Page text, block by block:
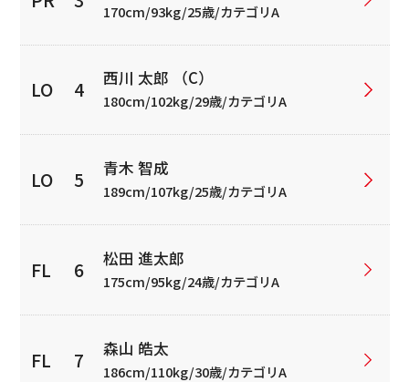
170cm/93kg/25歳/カテゴリA
西川 太郎 （C）
180cm/102kg/29歳/カテゴリA
青木 智成
189cm/107kg/25歳/カテゴリA
松田 進太郎
175cm/95kg/24歳/カテゴリA
森山 皓太
186cm/110kg/30歳/カテゴリA